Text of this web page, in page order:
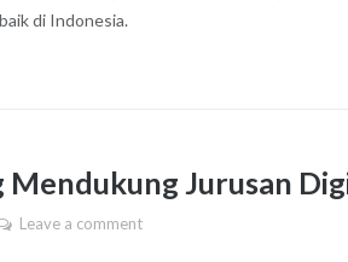
di Indonesia.
Mendukung Jurusan
Leave a comment